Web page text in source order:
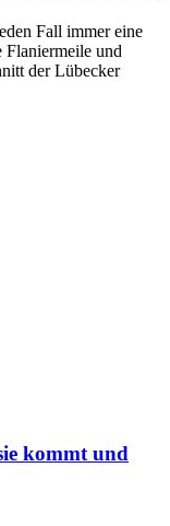
Fall immer eine
Flaniermeile und
der Lübecker
kommt und